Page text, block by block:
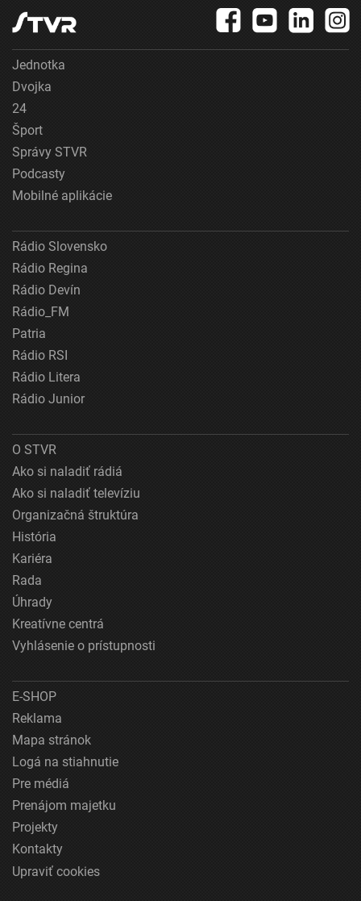
Jednotka
Dvojka
24
Šport
Správy STVR
Podcasty
Mobilné aplikácie
Rádio Slovensko
Rádio Regina
Rádio Devín
Rádio_FM
Patria
Rádio RSI
Rádio Litera
Rádio Junior
O STVR
Ako si naladiť rádiá
Ako si naladiť televíziu
Organizačná štruktúra
História
Kariéra
Rada
Úhrady
Kreatívne centrá
Vyhlásenie o prístupnosti
E-SHOP
Reklama
Mapa stránok
Logá na stiahnutie
Pre médiá
Prenájom majetku
Projekty
Kontakty
Upraviť cookies